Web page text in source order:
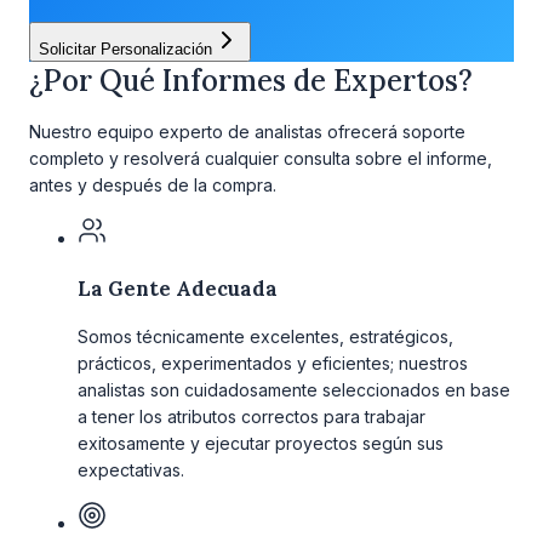
Solicitar Personalización
¿Por Qué Informes de Expertos?
Nuestro equipo experto de analistas ofrecerá soporte
completo y resolverá cualquier consulta sobre el informe,
antes y después de la compra.
La Gente Adecuada
Somos técnicamente excelentes, estratégicos,
prácticos, experimentados y eficientes; nuestros
analistas son cuidadosamente seleccionados en base
a tener los atributos correctos para trabajar
exitosamente y ejecutar proyectos según sus
expectativas.